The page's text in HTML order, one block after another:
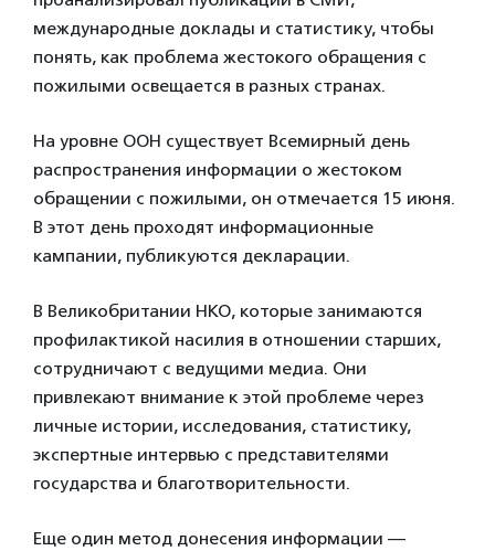
международные доклады и статистику, чтобы
понять, как проблема жестокого обращения с
пожилыми освещается в разных странах.
На уровне ООН существует Всемирный день
распространения информации о жестоком
обращении с пожилыми, он отмечается 15 июня.
В этот день проходят информационные
кампании, публикуются декларации.
В Великобритании НКО, которые занимаются
профилактикой насилия в отношении старших,
сотрудничают с ведущими медиа. Они
привлекают внимание к этой проблеме через
личные истории, исследования, статистику,
экспертные интервью с представителями
государства и благотворительности.
Еще один метод донесения информации —